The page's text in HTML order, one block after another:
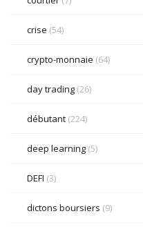
crise (54)
crypto-monnaie (64)
day trading (26)
débutant (224)
deep learning (5)
DEFI (3)
dictons boursiers (9)